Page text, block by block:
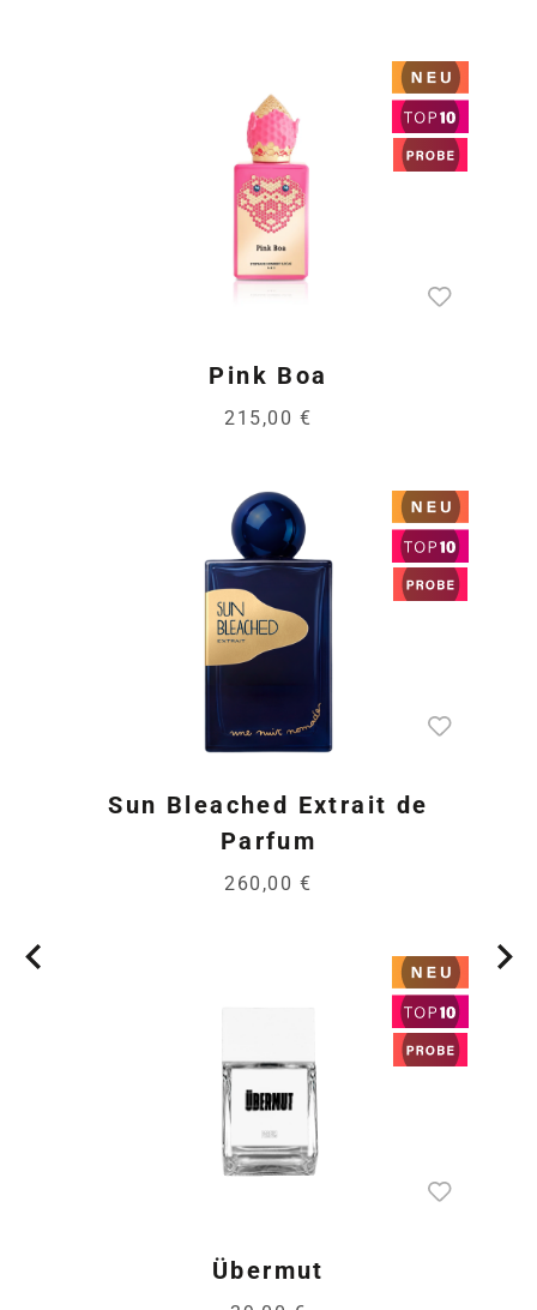
Pink Boa
215,00 €
Sun Bleached Extrait de
Parfum
260,00 €
Übermut